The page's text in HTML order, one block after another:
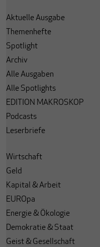
Aktuelle Ausgabe
Themenhefte
Spotlight
Archiv
Alle Ausgaben
Alle Spotlights
EDITION MAKROSKOP
Podcasts
Leserbriefe
Wirtschaft
Geld
Kapital & Arbeit
EUROpa
Energie & Ökologie
Demokratie & Staat
Geist & Gesellschaft